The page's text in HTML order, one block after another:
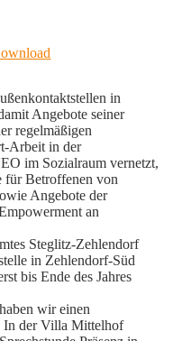
in
Angebote seiner
regelmäßigen
Arbeit in der
im Sozialraum vernetzt,
für Betroffenen von
Angebote der
an
Steglitz-Zehlendorf
in Zehlendorf-Süd
bis Ende des Jahres
wir einen
In der Villa Mittelhof